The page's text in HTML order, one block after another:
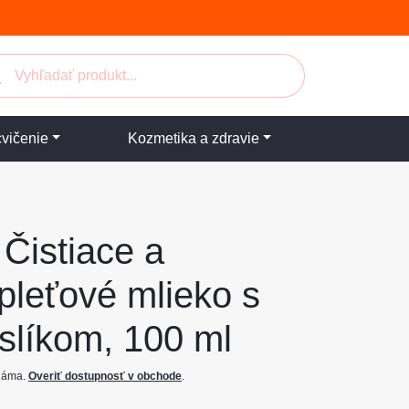
Kozmetika a zdravie
a
mlieko s
100 ml
Overiť dostupnosť v obchode.